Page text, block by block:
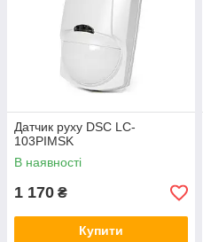
Датчик руху DSC LC-
103PIMSK
В наявності
1 170 ₴
Купити